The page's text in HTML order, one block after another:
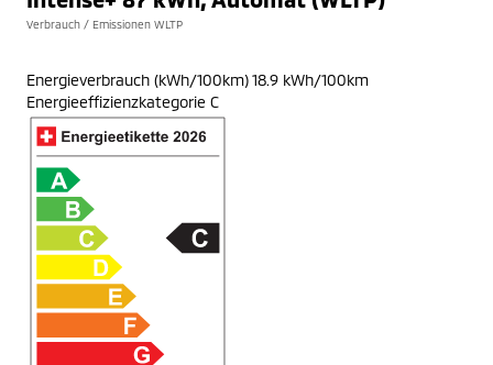
Verbrauch / Emissionen WLTP
Energieverbrauch (kWh/100km) 18.9 kWh/100km
Energieeffizienzkategorie C